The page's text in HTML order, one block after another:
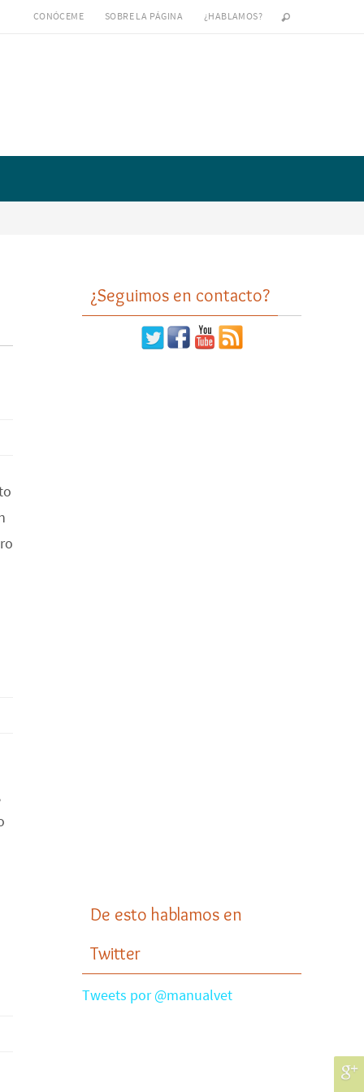
CONÓCEME SOBRE LA PÁGINA ¿HABLAMOS?
¿Seguimos en contacto?
De esto hablamos en
Twitter
Tweets por @manualvet